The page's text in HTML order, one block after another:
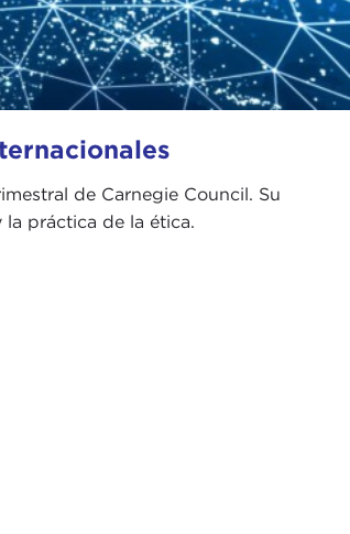
de Carnegie Council. Su
práctica de la ética.